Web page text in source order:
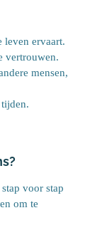
leven ervaart.
vertrouwen.
mensen,
voor stap
om te